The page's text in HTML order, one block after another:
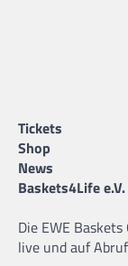
Tickets
Shop
News
Baskets4Life e.V.
Die EWE
live und auf